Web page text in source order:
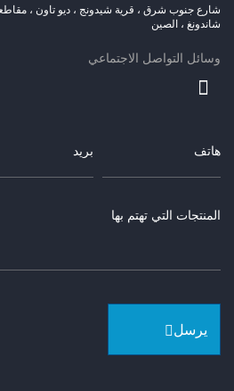
شارع جنوب شرق ، قرية شيدونج ، ديو تاون ،
شاندونغ ، الصين
وسائل التواصل الاجتماعي
يرسل